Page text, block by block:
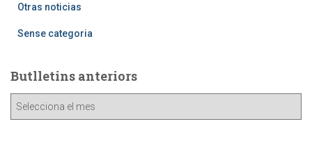
Otras noticias
Sense categoria
Butlletins anteriors